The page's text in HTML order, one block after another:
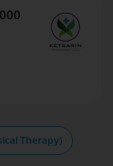
Therapy)